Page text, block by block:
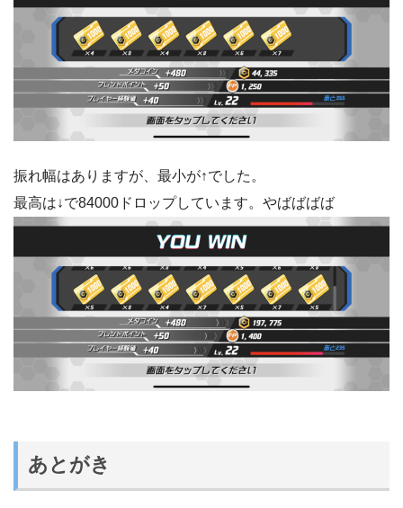
振れ幅はありますが、最小が↑でした。
最高は↓で84000ドロップしています。やばばばば
あとがき